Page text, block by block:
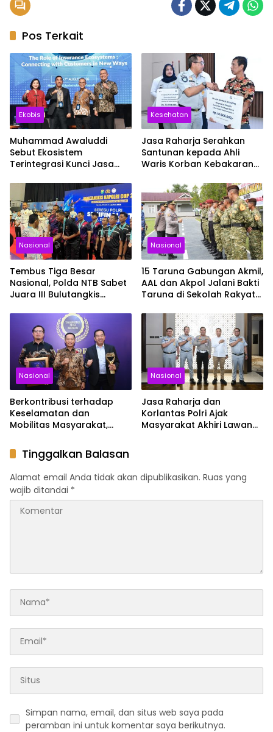
Pos Terkait
Ekobis
Muhammad Awaluddi
Sebut Ekosistem
Terintegrasi Kunci Jasa
Pelayanan Maksimal
Kepada masyarakat
Kesehatan
Jasa Raharja Serahkan
Santunan kepada Ahli
Waris Korban Kebakaran
Nasional
Tembus Tiga Besar
Nasional, Polda NTB Sabet
Juara III Bulutangkis
Nasional
15 Taruna Gabungan Akmil,
AAL dan Akpol Jalani Bakti
Taruna di Sekolah Rakyat
Nasional
Berkontribusi terhadap
Keselamatan dan
Mobilitas Masyarakat,
Penghargaan di Ajang
Transportasi Indonesia
Awards 2026
Nasional
Jasa Raharja dan
Korlantas Polri Ajak
Masyarakat Akhiri Lawan
Tinggalkan Balasan
Alamat email Anda tidak akan dipublikasikan. Ruas yang
wajib ditandai *
Simpan nama, email, dan situs web saya pada
peramban ini untuk komentar saya berikutnya.